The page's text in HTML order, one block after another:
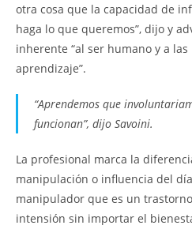
otra cosa que la capacidad de
haga lo que queremos”, dijo y
inherente “al ser humano y a las
aprendizaje”.
“Aprendemos que
funcionan”, dijo Savoini.
La profesional marca la
manipulación o influencia del
manipulador que es un
intensión sin importar el